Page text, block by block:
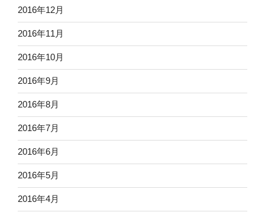
2016年12月
2016年11月
2016年10月
2016年9月
2016年8月
2016年7月
2016年6月
2016年5月
2016年4月